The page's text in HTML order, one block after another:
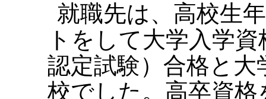
就職先は、高校生
トをして大学入学
認定試験）合格と
校でした。高卒資